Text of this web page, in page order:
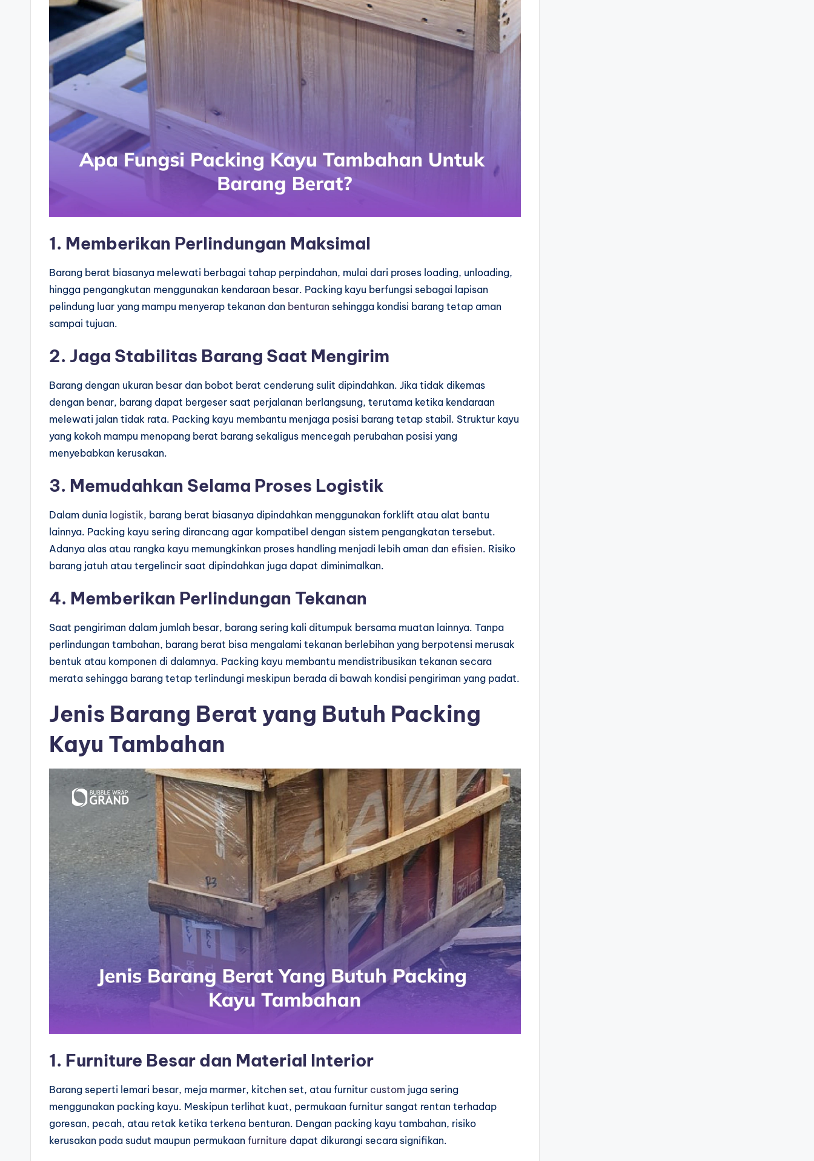
1. Memberikan Perlindungan Maksimal
Barang berat biasanya melewati berbagai tahap perpindahan, mulai dari proses loading, unloading,
hingga pengangkutan menggunakan kendaraan besar. Packing kayu berfungsi sebagai lapisan
pelindung luar yang mampu menyerap tekanan dan benturan sehingga kondisi barang tetap aman
sampai tujuan.
2. Jaga Stabilitas Barang Saat Mengirim
Barang dengan ukuran besar dan bobot berat cenderung sulit dipindahkan. Jika tidak dikemas
dengan benar, barang dapat bergeser saat perjalanan berlangsung, terutama ketika kendaraan
melewati jalan tidak rata. Packing kayu membantu menjaga posisi barang tetap stabil. Struktur kayu
yang kokoh mampu menopang berat barang sekaligus mencegah perubahan posisi yang
menyebabkan kerusakan.
3. Memudahkan Selama Proses Logistik
Dalam dunia logistik, barang berat biasanya dipindahkan menggunakan forklift atau alat bantu
lainnya. Packing kayu sering dirancang agar kompatibel dengan sistem pengangkatan tersebut.
Adanya alas atau rangka kayu memungkinkan proses handling menjadi lebih aman dan efisien. Risiko
barang jatuh atau tergelincir saat dipindahkan juga dapat diminimalkan.
4. Memberikan Perlindungan Tekanan
Saat pengiriman dalam jumlah besar, barang sering kali ditumpuk bersama muatan lainnya. Tanpa
perlindungan tambahan, barang berat bisa mengalami tekanan berlebihan yang berpotensi merusak
bentuk atau komponen di dalamnya. Packing kayu membantu mendistribusikan tekanan secara
merata sehingga barang tetap terlindungi meskipun berada di bawah kondisi pengiriman yang padat.
Jenis Barang Berat yang Butuh Packing
Kayu Tambahan
1. Furniture Besar dan Material Interior
Barang seperti lemari besar, meja marmer, kitchen set, atau furnitur custom juga sering
menggunakan packing kayu. Meskipun terlihat kuat, permukaan furnitur sangat rentan terhadap
goresan, pecah, atau retak ketika terkena benturan. Dengan packing kayu tambahan, risiko
kerusakan pada sudut maupun permukaan furniture dapat dikurangi secara signifikan.